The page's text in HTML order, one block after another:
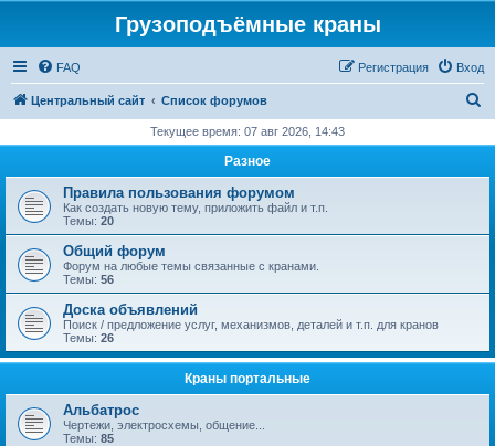
Грузоподъёмные краны
FAQ Вход
Регистрация
Центральный сайт Список форумов
с
Текущее время: 07 авг 2026, 14:43
Разное
Правила пользования форумом
Как создать новую тему, приложить файл и т.п.
Темы: 20
Общий форум
Форум на любые темы связанные с кранами.
Темы: 56
Доска объявлений
Поиск / предложение услуг, механизмов, деталей и т.п. для кранов
Темы: 26
Краны портальные
Альбатрос
Чертежи, электросхемы, общение...
Темы: 85